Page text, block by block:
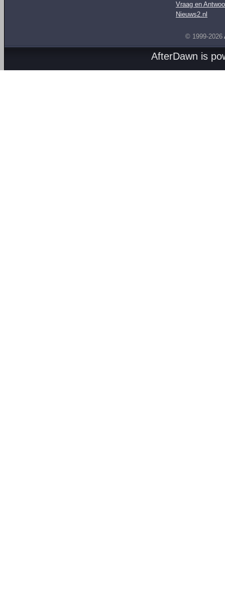
Vraag en
Nieuws2.nl
© 1999-2026
AfterDawn is